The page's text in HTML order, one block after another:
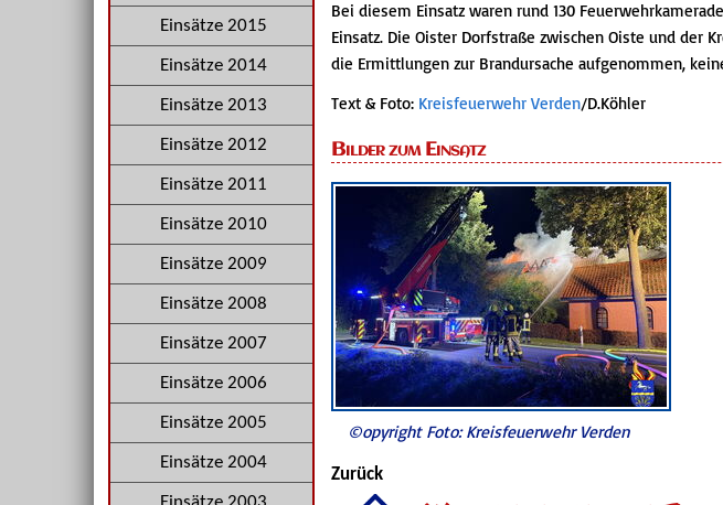
Bei diesem Einsatz waren rund 130
Einsatz. Die Oister Dorfstraße zwischen Oiste und der
die Ermittlungen zur Brandursache aufgenommen,
Text & Foto: Kreisfeuerwehr Verden/D.Köhler
Bilder zum Einsatz
©opyright Foto: Kreisfeuerwehr Verden
Zurück
Einsätze 2015
Einsätze 2014
Einsätze 2013
Einsätze 2012
Einsätze 2011
Einsätze 2010
Einsätze 2009
Einsätze 2008
Einsätze 2007
Einsätze 2006
Einsätze 2005
Einsätze 2004